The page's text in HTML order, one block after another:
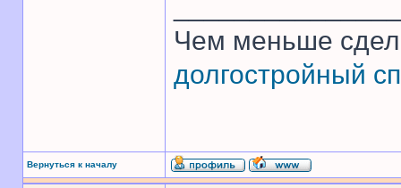
Чем меньше
долгостройный
Вернуться к началу